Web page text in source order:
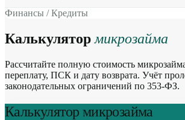
Финансы / Кредиты
Калькулятормикрозайма
Рассчитайте полную стоимость
переплату, ПСК и дату возврата. Учёт
законодательных ограничений по 353-ФЗ.
Калькулятор микрозайма